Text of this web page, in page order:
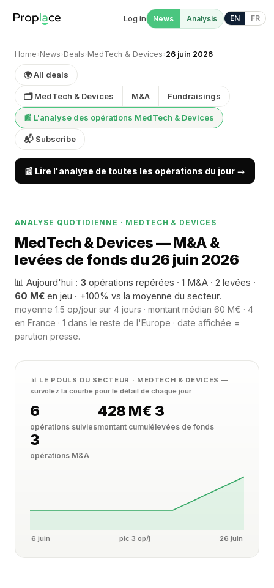
Log in News Analysis EN FR
Home› News› Deals› MedTech & Devices› 26 juin 2026
🌍 All deals
🗂 MedTech & Devices M&A Fundraisings
📰 L'analyse des opérations MedTech & Devices
📬 Subscribe
📰 Lire l'analyse de toutes les opérations du jour →
ANALYSE QUOTIDIENNE · MEDTECH & DEVICES
MedTech & Devices — M&A &
levées de fonds du 26 juin 2026
📊 Aujourd'hui : 3 opérations repérées · 1 M&A · 2 levées ·
60 M€ en jeu · +100% vs la moyenne du secteur.
moyenne 1.5 op/jour sur 4 jours · montant médian 60 M€ · 4
en France · 1 dans le reste de l'Europe · date affichée =
parution presse.
📊 LE POULS DU SECTEUR · MEDTECH & DEVICES —
survolez la courbe pour le détail de chaque jour
6
opérations suivies
428 M€
montant cumulé
3
levées de fonds
3
opérations M&A
6 juin pic 3 op/j 26 juin